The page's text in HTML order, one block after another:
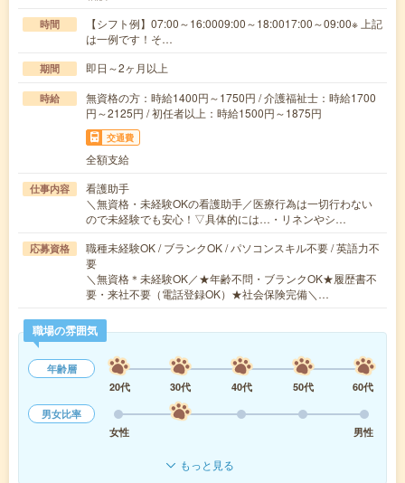
時間
【シフト例】07:00～16:0009:00～18:0017:00～09:00※ 上記
は一例です！そ…
期間 即日～2ヶ月以上
時給
無資格の方：時給1400円～1750円 / 介護福祉士：時給1700
円～2125円 / 初任者以上：時給1500円～1875円
交通費
全額支給
仕事内容
看護助手
＼無資格・未経験OKの看護助手／医療行為は一切行わない
ので未経験でも安心！▽具体的には…・リネンやシ…
応募資格
職種未経験OK / ブランクOK / パソコンスキル不要 / 英語力不
要
＼無資格＊未経験OK／★年齢不問・ブランクOK★履歴書不
要・来社不要（電話登録OK）★社会保険完備＼…
職場の雰囲気
年齢層
20代
30代 40代 50代
60代
男女比率
女性
男性
もっと見る